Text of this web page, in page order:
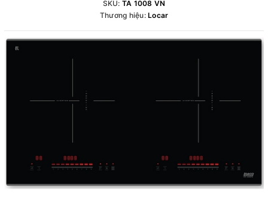
SKU: TA 1008 VN
Thương hiệu: Locar